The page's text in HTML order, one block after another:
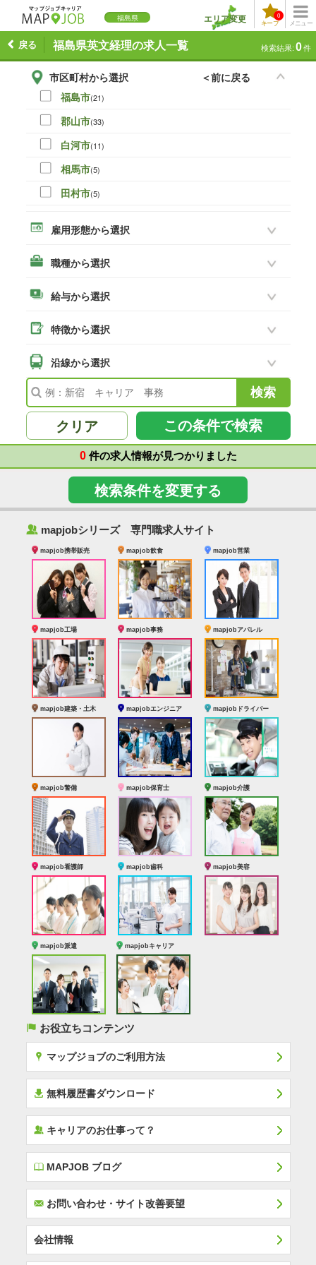
福島県
メニュー
キープ
0
エリア変更
福島県英文経理の求人一覧
戻る 検索結果: 0件
市区町村から選択
＜前に戻る
福島市(21)
郡山市(33)
白河市(11)
相馬市(5)
田村市(5)
いわき市(19)
須賀川市(14)
二本松市(8)
南相馬市(2)
会津若松市
福島県その他(41)
雇用形態から選択
職種から選択
給与から選択
特徴から選択
沿線から選択
クリア この条件で検索
0件の求人情報が見つかりました
検索条件を変更する
‰ mapjobシリーズ 専門職求人サイト
mapjob携帯販売 mapjob飲食 mapjob営業
mapjob工場 mapjob事務 mapjobアパレル
mapjob建築・土木 mapjobエンジニア mapjobドライバー
mapjob警備 mapjob保育士 mapjob介護
mapjob看護師 mapjob歯科 mapjob美容
mapjob派遣 mapjobキャリア
( お役立ちコンテンツ
x マップジョブのご利用方法
í 無料履歴書ダウンロード
‰キャリアのお仕事って？
EMAPJOB ブログ
Fお問い合わせ・サイト改善要望
会社情報